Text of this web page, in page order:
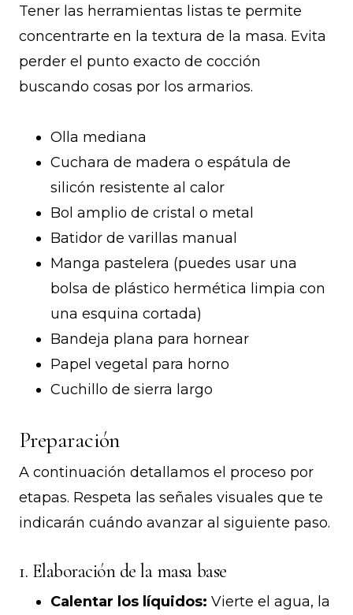
Tener las herramientas listas te permite
concentrarte en la textura de la masa. Evita
perder el punto exacto de cocción
buscando cosas por los armarios.
Olla mediana
Cuchara de madera o espátula de
silicón resistente al calor
Bol amplio de cristal o metal
Batidor de varillas manual
Manga pastelera (puedes usar una
bolsa de plástico hermética limpia con
una esquina cortada)
Bandeja plana para hornear
Papel vegetal para horno
Cuchillo de sierra largo
Preparación
A continuación detallamos el proceso por
etapas. Respeta las señales visuales que te
indicarán cuándo avanzar al siguiente paso.
1. Elaboración de la masa base
Calentar los líquidos: Vierte el agua, la